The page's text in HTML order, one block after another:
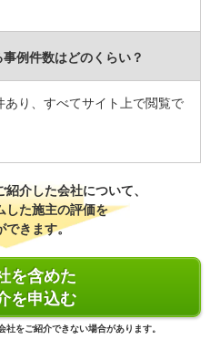
例件数はどのくらい？
り、すべてサイト上で閲覧で
介した会社について、
した施主の評価を
できます。
を含めた
を申込む
をご紹介できない場合があります。